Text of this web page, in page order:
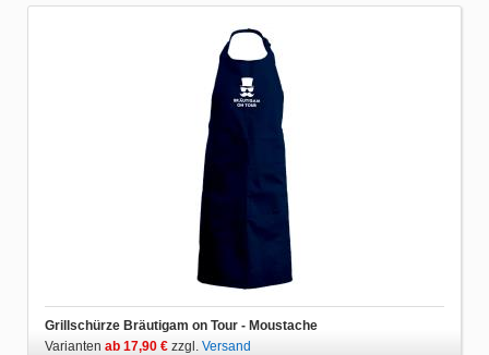
Grillschürze Bräutigam on Tour - Moustache
Varianten ab 17,90 € zzgl. Versand